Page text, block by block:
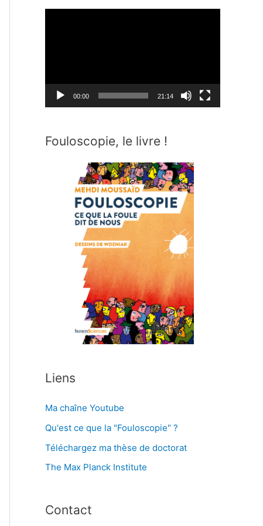
e
u
v
00:00 21:14
Fouloscopie, le livre !
Liens
Ma chaîne Youtube
Qu'est ce que la "Fouloscopie" ?
Téléchargez ma thèse de doctorat
The Max Planck Institute
Contact